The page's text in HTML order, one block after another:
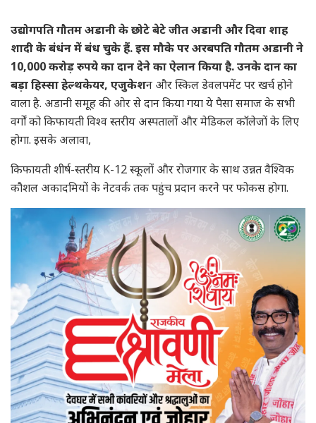
उद्योगपति गौतम अडानी के छोटे बेटे जीत अडानी और दिवा शाह
शादी के बंधंन में बंध चुके हैं. इस मौके पर अरबपति गौतम अडानी ने
10,000 करोड़ रुपये का दान देने का ऐलान किया है. उनके दान का
बड़ा हिस्सा हेल्थकेयर, एजुकेशन और स्किल डेवलपमेंट पर खर्च होने
वाला है. अडानी समूह की ओर से दान किया गया ये पैसा समाज के सभी
वर्गों को किफायती विश्व स्तरीय अस्पतालों और मेडिकल कॉलेजों के लिए
होगा. इसके अलावा,
किफायती शीर्ष-स्तरीय K-12 स्कूलों और रोजगार के साथ उन्नत वैश्विक
कौशल अकादमियों के नेटवर्क तक पहुंच प्रदान करने पर फोकस होगा.